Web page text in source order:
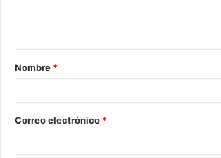
Nombre *
Correo electrónico *